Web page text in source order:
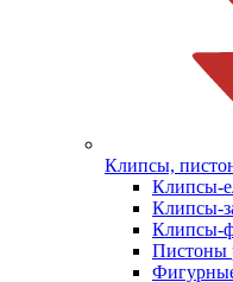
Клипсы,
Клипсы-
Клипсы-
Клипсы-
Пистоны